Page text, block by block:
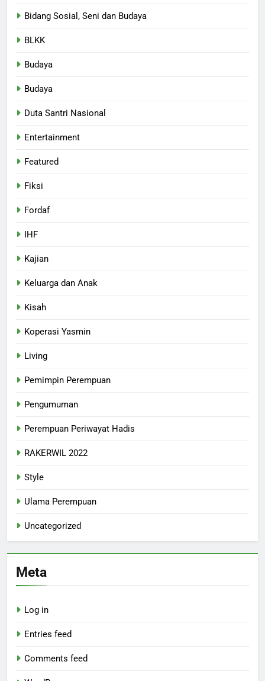
Bidang Sosial, Seni dan Budaya
BLKK
Budaya
Budaya
Duta Santri Nasional
Entertainment
Featured
Fiksi
Fordaf
IHF
Kajian
Keluarga dan Anak
Kisah
Koperasi Yasmin
Living
Pemimpin Perempuan
Pengumuman
Perempuan Periwayat Hadis
RAKERWIL 2022
Style
Ulama Perempuan
Uncategorized
Meta
Log in
Entries feed
Comments feed